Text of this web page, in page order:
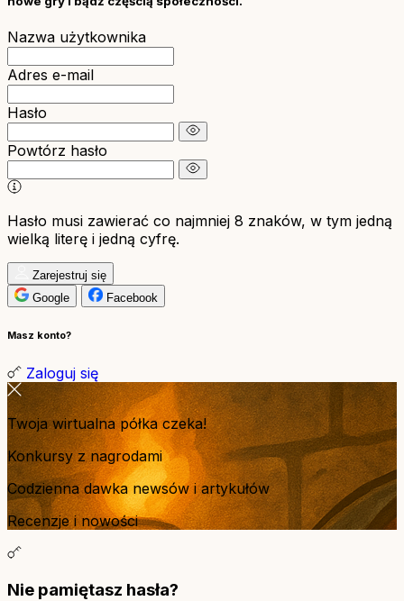
Nazwa użytkownika
Adres e-mail
Hasło
Powtórz hasło
Hasło musi zawierać co najmniej 8 znaków, w tym jedną
wielką literę i jedną cyfrę.
Zarejestruj się
Google
Facebook
Masz konto?
Zaloguj się
Twoja wirtualna półka czeka!
Konkursy z nagrodami
Codzienna dawka newsów i artykułów
Recenzje i nowości
Nie pamiętasz hasła?